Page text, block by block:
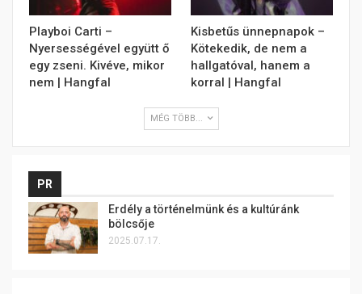
Playboi Carti –
Nyersességével együtt ő
egy zseni. Kivéve, mikor
nem | Hangfal
Kisbetűs ünnepnapok –
Kötekedik, de nem a
hallgatóval, hanem a
korral | Hangfal
MÉG TÖBB...
PR
Erdély a történelmünk és a kultúránk
bölcsője
2025.07.17.